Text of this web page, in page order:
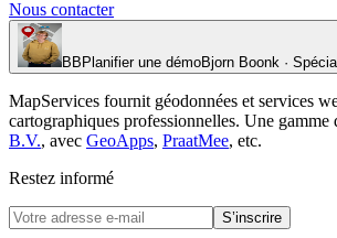
Nous contacter
BBPlanifier une démoBjorn Boonk ·
MapServices fournit géodonnées et services
cartographiques professionnelles. Une gamme
B.V., avec GeoApps, PraatMee, etc.
Restez informé
S’inscrire